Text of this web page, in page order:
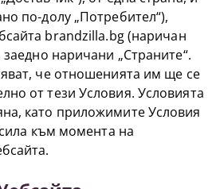
по-долу „Потребител“),
brandzilla.bg (наричан
заедно наричани „Страните“.
че отношенията им ще се
от тези Условия. Условията
като приложимите Условия
към момента на